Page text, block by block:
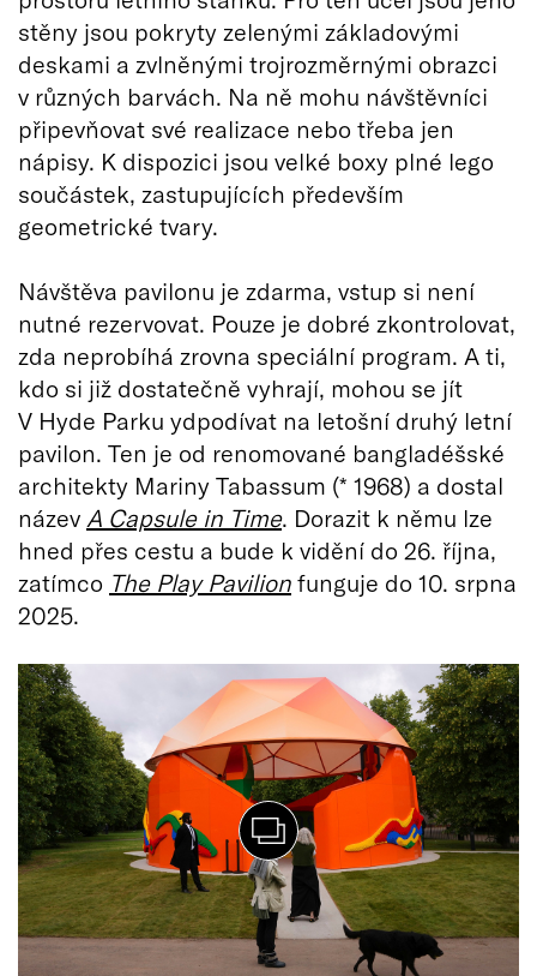
stěny jsou pokryty zelenými základovými
deskami a zvlněnými trojrozměrnými obrazci
v různých barvách. Na ně mohu návštěvníci
připevňovat své realizace nebo třeba jen
nápisy. K dispozici jsou velké boxy plné lego
součástek, zastupujících především
geometrické tvary.
Návštěva pavilonu je zdarma, vstup si není
nutné rezervovat. Pouze je dobré zkontrolovat,
zda neprobíhá zrovna speciální program. A ti,
kdo si již dostatečně vyhrají, mohou se jít
V Hyde Parku ydpodívat na letošní druhý letní
pavilon. Ten je od renomované bangladéšské
architekty Mariny Tabassum (* 1968) a dostal
název A Capsule in Time. Dorazit k němu lze
hned přes cestu a bude k vidění do 26. října,
zatímco The Play Pavilion funguje do 10. srpna
2025.